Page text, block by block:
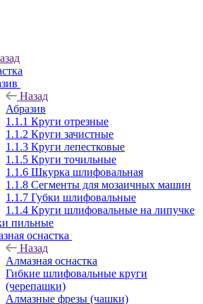
Назад
Абразив
1.1.1 Круги отрезные
1.1.2 Круги зачистные
1.1.3 Круги лепестковые
1.1.5 Круги точильные
1.1.6 Шкурка шлифовальная
1.1.8 Сегменты для мозаичных машин
1.1.7 Губки шлифовальные
1.1.4 Круги шлифовальные на липучке
пильные
оснастка
Назад
Алмазная оснастка
Гибкие шлифовальные круги
(черепашки)
Алмазные фрезы (чашки)